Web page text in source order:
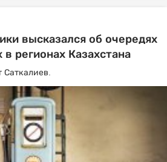
высказался об очередях
в регионах Казахстана